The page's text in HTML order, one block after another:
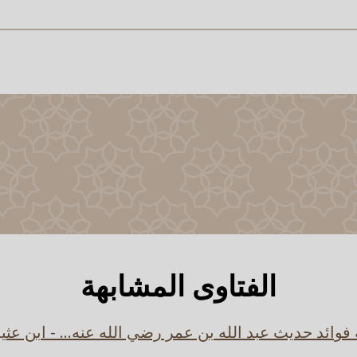
الفتاوى المشابهة
فوائد حديث عبد الله بن عمر رضي الله عنه... - ابن